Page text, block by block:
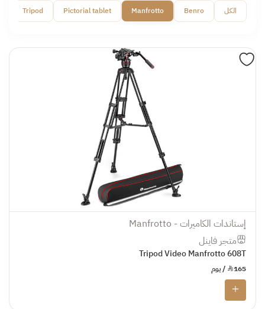
الكل Benro
Manfrotto
Pictorial tablet
Tripod
إستاندات الكاميرات - Manfrotto
متجر فاينل
Tripod Video Manfrotto 608T
165
¥ / يوم